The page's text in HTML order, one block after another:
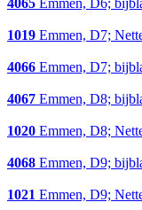
4065 Emmen, D6;
1019 Emmen, D7;
4066 Emmen, D7;
4067 Emmen, D8;
1020 Emmen, D8;
4068 Emmen, D9;
1021 Emmen, D9;